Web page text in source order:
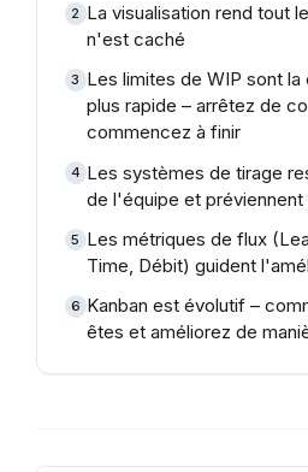
2 La visualisation rend tout
n'est caché
3 Les limites de WIP sont la
plus rapide – arrêtez de
commencez à finir
4 Les systèmes de tirage
de l'équipe et préviennent
5 Les métriques de flux
Time, Débit) guident
6 Kanban est évolutif –
êtes et améliorez de